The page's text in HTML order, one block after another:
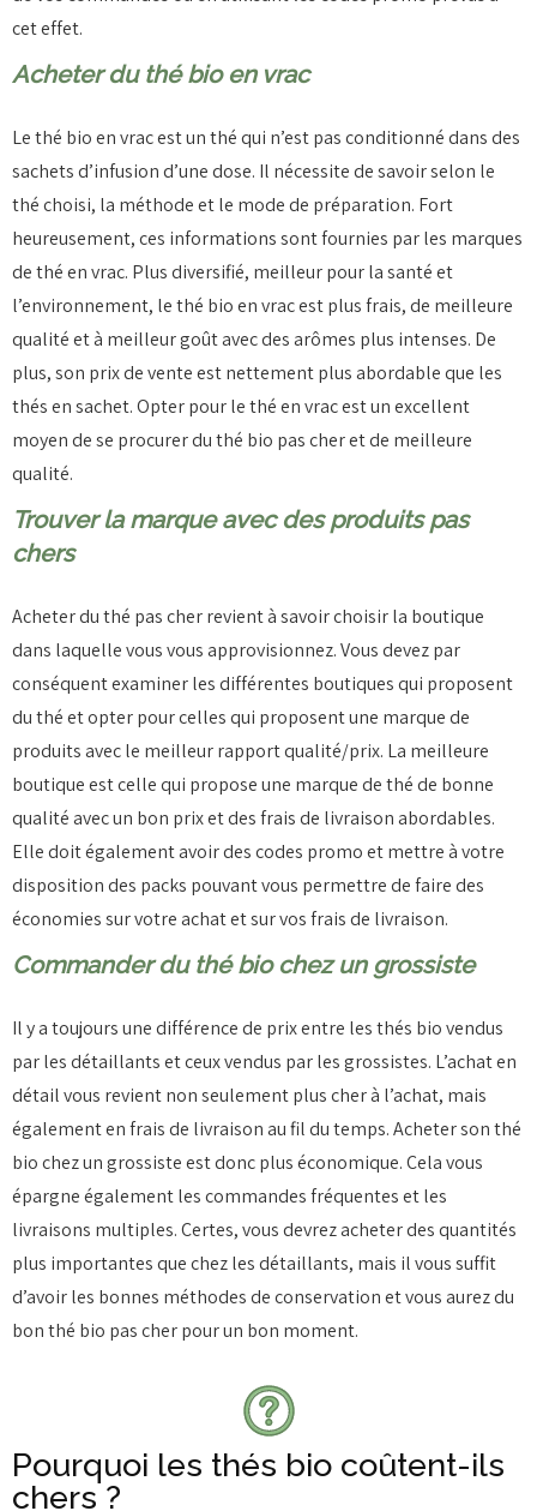
cet effet.
Acheter du thé bio en vrac
Le thé bio en vrac est un thé qui n’est pas conditionné dans des
sachets d’infusion d’une dose. Il nécessite de savoir selon le
thé choisi, la méthode et le mode de préparation. Fort
heureusement, ces informations sont fournies par les marques
de thé en vrac. Plus diversifié, meilleur pour la santé et
l’environnement, le thé bio en vrac est plus frais, de meilleure
qualité et à meilleur goût avec des arômes plus intenses. De
plus, son prix de vente est nettement plus abordable que les
thés en sachet. Opter pour le thé en vrac est un excellent
moyen de se procurer du thé bio pas cher et de meilleure
qualité.
Trouver la marque avec des produits pas
chers
Acheter du thé pas cher revient à savoir choisir la boutique
dans laquelle vous vous approvisionnez. Vous devez par
conséquent examiner les différentes boutiques qui proposent
du thé et opter pour celles qui proposent une marque de
produits avec le meilleur rapport qualité/prix. La meilleure
boutique est celle qui propose une marque de thé de bonne
qualité avec un bon prix et des frais de livraison abordables.
Elle doit également avoir des codes promo et mettre à votre
disposition des packs pouvant vous permettre de faire des
économies sur votre achat et sur vos frais de livraison.
Commander du thé bio chez un grossiste
Il y a toujours une différence de prix entre les thés bio vendus
par les détaillants et ceux vendus par les grossistes. L’achat en
détail vous revient non seulement plus cher à l’achat, mais
également en frais de livraison au fil du temps. Acheter son thé
bio chez un grossiste est donc plus économique. Cela vous
épargne également les commandes fréquentes et les
livraisons multiples. Certes, vous devrez acheter des quantités
plus importantes que chez les détaillants, mais il vous suffit
d’avoir les bonnes méthodes de conservation et vous aurez du
bon thé bio pas cher pour un bon moment.
Pourquoi les thés bio coûtent-ils
chers ?